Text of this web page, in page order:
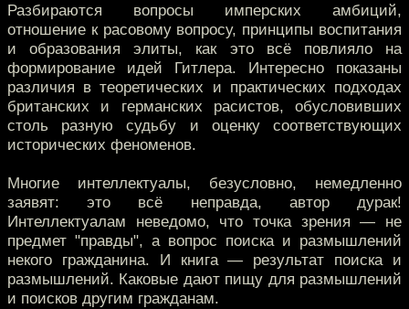
Разбираются вопросы имперских амбиций,
отношение к расовому вопросу, принципы воспитания
и образования элиты, как это всё повлияло на
формирование идей Гитлера. Интересно показаны
различия в теоретических и практических подходах
британских и германских расистов, обусловивших
столь разную судьбу и оценку соответствующих
исторических феноменов.
Многие интеллектуалы, безусловно, немедленно
заявят: это всё неправда, автор дурак!
Интеллектуалам неведомо, что точка зрения — не
предмет "правды", а вопрос поиска и размышлений
некого гражданина. И книга — результат поиска и
размышлений. Каковые дают пищу для размышлений
и поисков другим гражданам.